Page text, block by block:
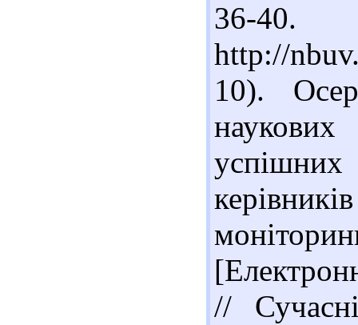
36-
http://
10).
//